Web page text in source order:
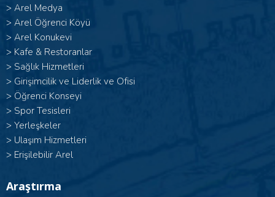
> Arel Medya
> Arel Öğrenci Köyü
> Arel Konukevi
> Kafe & Restoranlar
> Sağlık Hizmetleri
> Girişimcilik ve Liderlik ve Ofisi
> Öğrenci Konseyi
> Spor Tesisleri
> Yerleşkeler
> Ulaşım Hizmetleri
> Erişilebilir Arel
Araştırma